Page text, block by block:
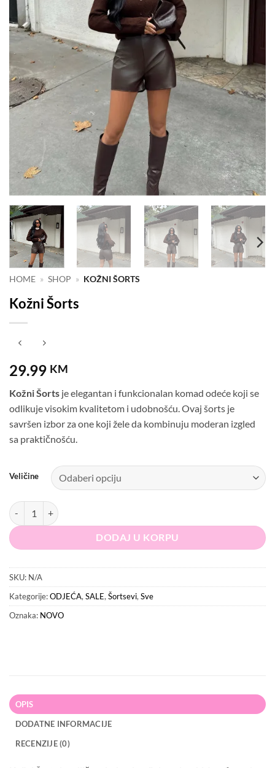
HOME » SHOP » KOŽNI ŠORTS
Kožni Šorts
29.99 KM
Kožni Šorts je elegantan i funkcionalan komad odeće koji se
odlikuje visokim kvalitetom i udobnošću. Ovaj šorts je
savršen izbor za one koji žele da kombinuju moderan izgled
sa praktičnošću.
Veličine
Kožni Šorts količina
DODAJ U KORPU
SKU: N/A
Kategorije:ODJEĆA, SALE, Šortsevi, Sve
Oznaka: NOVO
OPIS
DODATNE INFORMACIJE
RECENZIJE (0)